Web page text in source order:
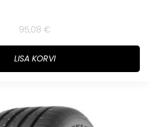
95,08 €
LISA KORVI